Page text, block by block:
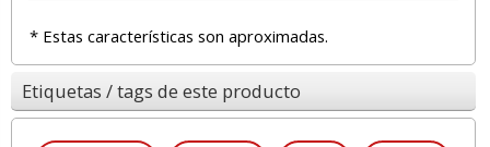
* Estas características son aproximadas.
Etiquetas / tags de este producto